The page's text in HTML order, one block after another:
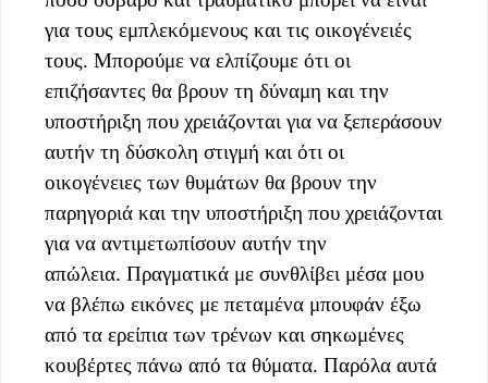
για τους εμπλεκόμενους και τις οικογένειές
τους. Μπορούμε να ελπίζουμε ότι οι
επιζήσαντες θα βρουν τη δύναμη και την
υποστήριξη που χρειάζονται για να ξεπεράσουν
αυτήν τη δύσκολη στιγμή και ότι οι
οικογένειες των θυμάτων θα βρουν την
παρηγοριά και την υποστήριξη που χρειάζονται
για να αντιμετωπίσουν αυτήν την
απώλεια. Πραγματικά με συνθλίβει μέσα μου
να βλέπω εικόνες με πεταμένα μπουφάν έξω
από τα ερείπια των τρένων και σηκωμένες
κουβέρτες πάνω από τα θύματα. Παρόλα αυτά